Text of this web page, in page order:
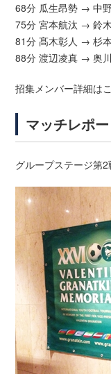
68分 瓜生昂勢 → 中
75分 宮本航汰 → 鈴
81分 髙木彰人 → 杉
88分 渡辺凌真 → 奥
招集メンバー詳細は
マッチレポー
グループステージ第2